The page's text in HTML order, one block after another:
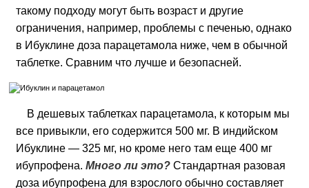
такому подходу могут быть возраст и другие
ограничения, например, проблемы с печенью, однако
в Ибуклине доза парацетамола ниже, чем в обычной
таблетке. Сравним что лучше и безопасней.
В дешевых таблетках парацетамола, к которым мы
все привыкли, его содержится 500 мг. В индийском
Ибуклине — 325 мг, но кроме него там еще 400 мг
ибупрофена.Много ли это? Стандартная разовая
доза ибупрофена для взрослого обычно составляет